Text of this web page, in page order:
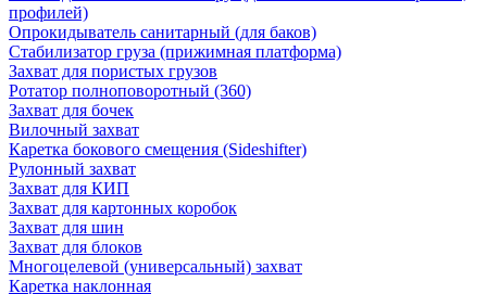
профилей)
Опрокидыватель санитарный (для баков)
Стабилизатор груза (прижимная платформа)
Захват для пористых грузов
Ротатор полноповоротный (360)
Захват для бочек
Вилочный захват
Каретка бокового смещения (Sideshifter)
Рулонный захват
Захват для КИП
Захват для картонных коробок
Захват для шин
Захват для блоков
Многоцелевой (универсальный) захват
Каретка наклонная